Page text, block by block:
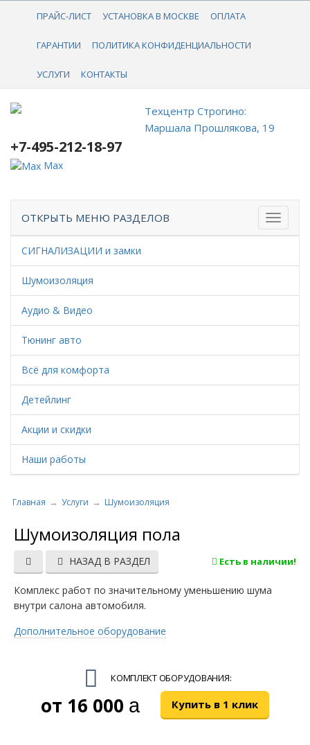
+7-495-212-18-97
ПРАЙС-ЛИСТ УСТАНОВКА В МОСКВЕ ОПЛАТА
ГАРАНТИИ ПОЛИТИКА КОНФИДЕНЦИАЛЬНОСТИ
УСЛУГИ КОНТАКТЫ
Техцентр Строгино:
Маршала Прошлякова, 19
+7-495-212-18-97
Max
ОТКРЫТЬ МЕНЮ РАЗДЕЛОВ
СИГНАЛИЗАЦИИ и замки
Шумоизоляция
Аудио & Видео
Тюнинг авто
Всё для комфорта
Детейлинг
Акции и скидки
Наши работы
Главная Услуги Шумоизоляция
Шумоизоляция пола
НАЗАД В РАЗДЕЛ Есть в наличии!
Комплекс работ по значительному уменьшению шума
внутри салона автомобиля.
Дополнительное оборудование
КОМПЛЕКТ ОБОРУДОВАНИЯ:
16 000 руб.Купить в 1 клик